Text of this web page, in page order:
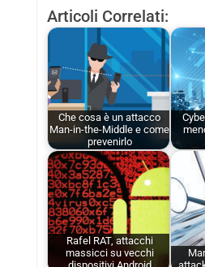
Articoli Correlati:
Che cosa è un attacco
Man-in-the-Middle e come
prevenirlo
Rafel RAT, attacchi
massicci su vecchi